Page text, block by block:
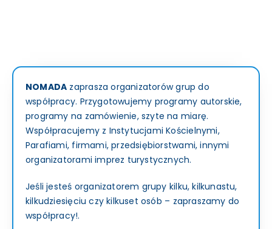
NOMADA zaprasza organizatorów grup do
współpracy. Przygotowujemy programy autorskie,
programy na zamówienie, szyte na miarę.
Współpracujemy z Instytucjami Kościelnymi,
Parafiami, firmami, przedsiębiorstwami, innymi
organizatorami imprez turystycznych.
Jeśli jesteś organizatorem grupy kilku, kilkunastu,
kilkudziesięciu czy kilkuset osób – zapraszamy do
współpracy!.